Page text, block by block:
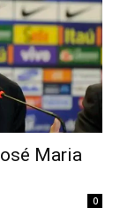
Maria
0